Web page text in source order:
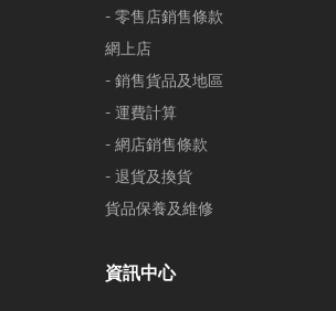
- 零售店銷售條款
網上店
- 銷售貨品及地區
- 運費計算
- 網店銷售條款
- 退貨及換貨
貨品保養及維修
資訊中心